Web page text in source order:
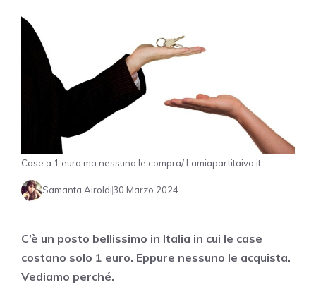
Case a 1 euro ma nessuno le compra/ Lamiapartitaiva.it
Samanta Airoldi30 Marzo 2024
C’è un posto bellissimo in Italia in cui le case
costano solo 1 euro. Eppure nessuno le acquista.
Vediamo perché.